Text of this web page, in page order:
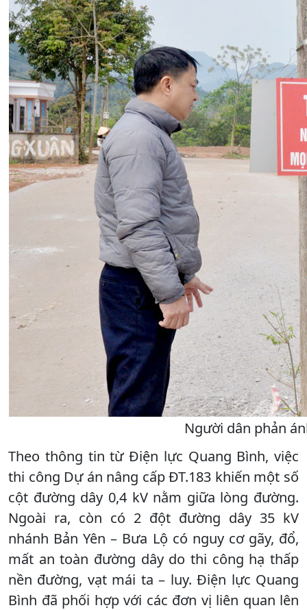
Người dân phản
Theo thông tin từ Điện lực Quang Bình, việc
thi công Dự án nâng cấp ĐT.183 khiến một số
cột đường dây 0,4 kV nằm giữa lòng đường.
Ngoài ra, còn có 2 đột đường dây 35 kV
nhánh Bản Yên – Bưa Lộ có nguy cơ gãy, đổ,
mất an toàn đường dây do thi công hạ thấp
nền đường, vạt mái ta – luy. Điện lực Quang
Bình đã phối hợp với các đơn vị liên quan lên